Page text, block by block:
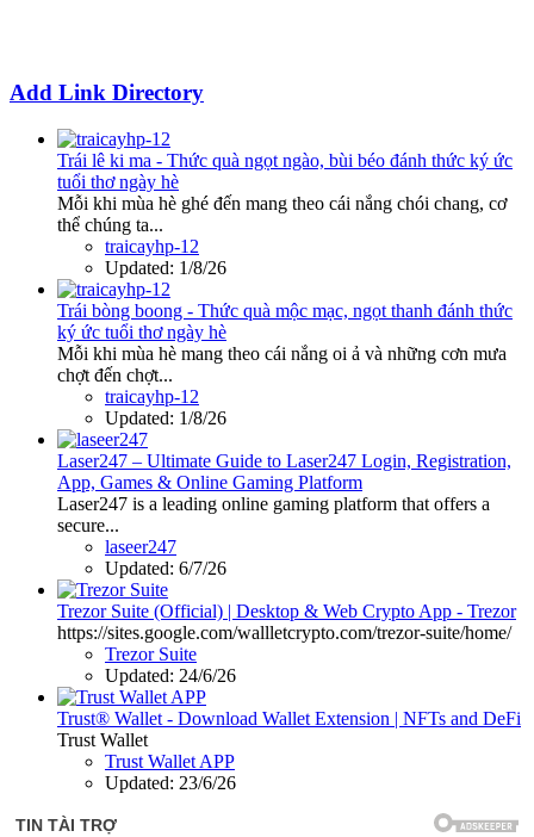
Add Link Directory
Trái lê ki ma - Thức quà ngọt ngào, bùi béo đánh thức ký ức
tuổi thơ ngày hè
Mỗi khi mùa hè ghé đến mang theo cái nắng chói chang, cơ
thể chúng ta...
traicayhp-12
Updated: 1/8/26
Trái bòng boong - Thức quà mộc mạc, ngọt thanh đánh thức
ký ức tuổi thơ ngày hè
Mỗi khi mùa hè mang theo cái nắng oi ả và những cơn mưa
chợt đến chợt...
traicayhp-12
Updated: 1/8/26
Laser247 – Ultimate Guide to Laser247 Login, Registration,
App, Games & Online Gaming Platform
Laser247 is a leading online gaming platform that offers a
secure...
laseer247
Updated: 6/7/26
Trezor Suite (Official) | Desktop & Web Crypto App - Trezor
https://sites.google.com/wallletcrypto.com/trezor-suite/home/
Trezor Suite
Updated: 24/6/26
Trust® Wallet - Download Wallet Extension | NFTs and DeFi
Trust Wallet
Trust Wallet APP
Updated: 23/6/26